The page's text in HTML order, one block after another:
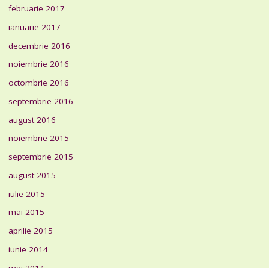
februarie 2017
ianuarie 2017
decembrie 2016
noiembrie 2016
octombrie 2016
septembrie 2016
august 2016
noiembrie 2015
septembrie 2015
august 2015
iulie 2015
mai 2015
aprilie 2015
iunie 2014